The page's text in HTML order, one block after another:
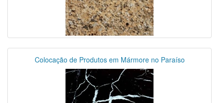
Colocação de Produtos em Mármore no Paraíso